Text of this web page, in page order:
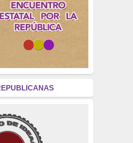
(304)
(303)
(270)